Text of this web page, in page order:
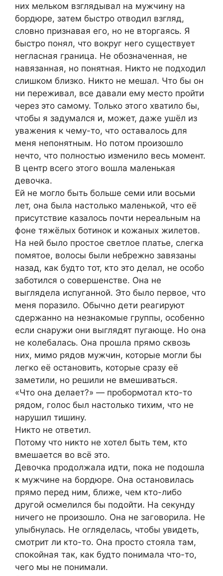
них мельком взглядывал на мужчину на
бордюре, затем быстро отводил взгляд,
словно признавая его, но не вторгаясь. Я
быстро понял, что вокруг него существует
негласная граница. Не обозначенная, не
навязанная, но понятная. Никто не подходил
слишком близко. Никто не мешал. Что бы он
ни переживал, все давали ему место пройти
через это самому. Только этого хватило бы,
чтобы я задумался и, может, даже ушёл из
уважения к чему-то, что оставалось для
меня непонятным. Но потом произошло
нечто, что полностью изменило весь момент.
В центр всего этого вошла маленькая
девочка.
Ей не могло быть больше семи или восьми
лет, она была настолько маленькой, что её
присутствие казалось почти нереальным на
фоне тяжёлых ботинок и кожаных жилетов.
На ней было простое светлое платье, слегка
помятое, волосы были небрежно завязаны
назад, как будто тот, кто это делал, не особо
заботился о совершенстве. Она не
выглядела испуганной. Это было первое, что
меня поразило. Обычно дети реагируют
сдержанно на незнакомые группы, особенно
если снаружи они выглядят пугающе. Но она
не колебалась. Она прошла прямо сквозь
них, мимо рядов мужчин, которые могли бы
легко её остановить, которые сразу её
заметили, но решили не вмешиваться.
«Что она делает?» — пробормотал кто-то
рядом, голос был настолько тихим, что не
нарушил тишину.
Никто не ответил.
Потому что никто не хотел быть тем, кто
вмешается во всё это.
Девочка продолжала идти, пока не подошла
к мужчине на бордюре. Она остановилась
прямо перед ним, ближе, чем кто-либо
другой осмелился бы подойти. На секунду
ничего не произошло. Она не заговорила. Не
улыбнулась. Не огляделась, чтобы увидеть,
смотрит ли кто-то. Она просто стояла там,
спокойная так, как будто понимала что-то,
чего мы не понимали.